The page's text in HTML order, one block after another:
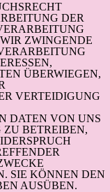
DER
ZWINGENDE
ÜBERWIEGEN,
VERTEIDIGUNG
DATEN VON UNS
BETREIBEN,
SIE KÖNNEN DEN
AUSÜBEN.